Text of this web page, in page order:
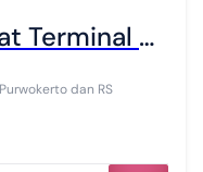
Rumah Nyaman Dekat Terminal Bulupitu Purwokerto dan Rs Margono Purwokerto
dan RS